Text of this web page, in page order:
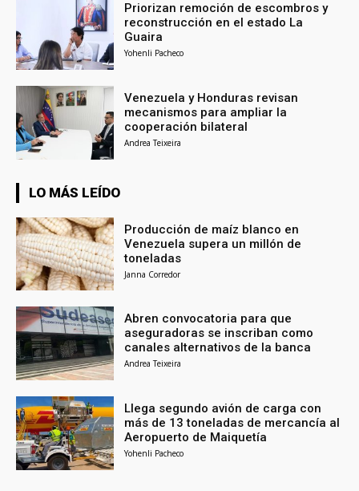
Priorizan remoción de escombros y
reconstrucción en el estado La
Guaira
Yohenli Pacheco
Venezuela y Honduras revisan
mecanismos para ampliar la
cooperación bilateral
Andrea Teixeira
LO MÁS LEÍDO
Producción de maíz blanco en
Venezuela supera un millón de
toneladas
Janna Corredor
Abren convocatoria para que
aseguradoras se inscriban como
canales alternativos de la banca
Andrea Teixeira
Llega segundo avión de carga con
más de 13 toneladas de mercancía al
Aeropuerto de Maiquetía
Yohenli Pacheco